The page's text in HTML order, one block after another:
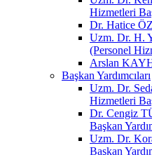
Hizmetleri
Dr. Hatice
Uzm. Dr. H.
(Personel
Arslan
Başkan Yardımcıları
Uzm. Dr.
Hizmetleri
Dr. Cengiz
Başkan
Uzm. Dr.
Başkan